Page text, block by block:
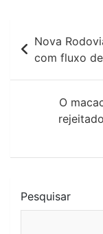
de
Post
Nova
com fluxo
O
Pesquisar